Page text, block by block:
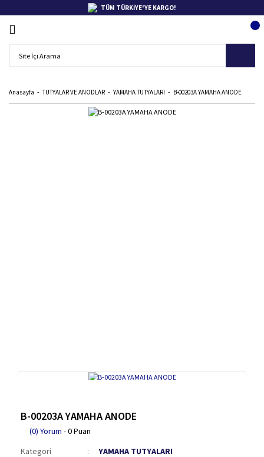
TÜM TÜRKİYE'YE KARGO!
Anasayfa TUTYALAR VE ANODLAR YAMAHA TUTYALARI B-00203A YAMAHA ANODE
B-00203A YAMAHA ANODE
(0) Yorum - 0 Puan
Kategori
YAMAHA TUTYALARI